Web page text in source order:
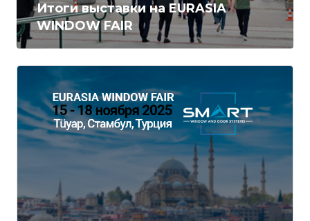
Итоги выставки на EURASIA
WINDOW FAIR